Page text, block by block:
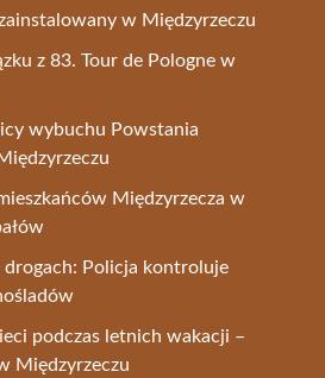
w Międzyrzeczu
z 83. Tour de Pologne w
wybuchu Powstania
Międzyrzecza w
drogach: Policja kontroluje
podczas letnich wakacji –
Międzyrzeczu